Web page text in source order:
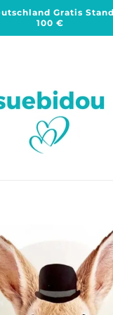
Gratis
100 €